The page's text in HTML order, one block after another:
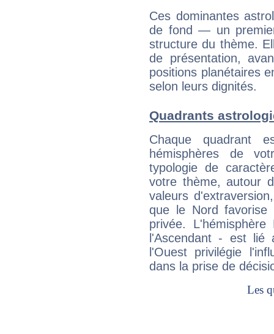
Ces dominantes
de fond — un
structure du thème.
de présentation,
positions planétaires
selon leurs dignités.
Quadrants
Chaque quadrant
hémisphères de
typologie de
votre thème, autour
valeurs
que le Nord favorise
privée.
l'Ascendant - est
l'Ouest privilégie
dans la prise de